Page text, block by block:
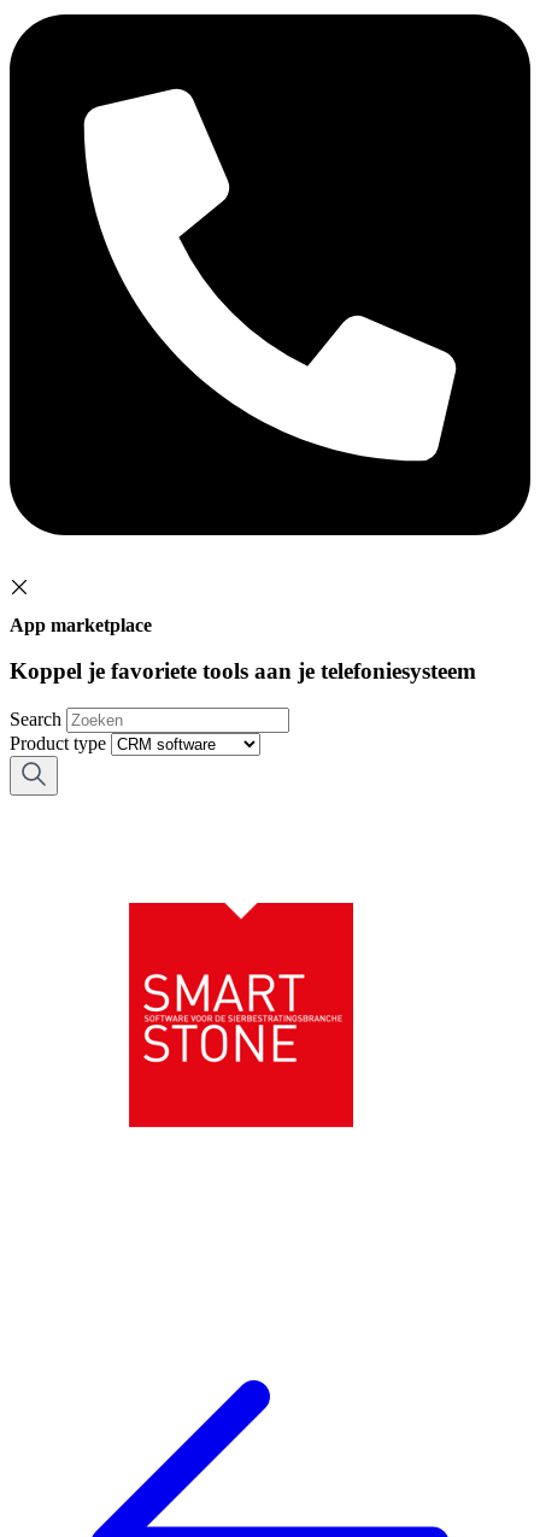
App marketplace
Koppel je favoriete tools aan je telefoniesysteem
Search
Product type